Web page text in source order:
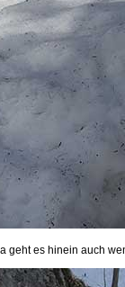
geht es hinein auch